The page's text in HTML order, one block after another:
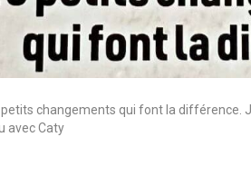
petits changements qui font la différence.
avec Caty